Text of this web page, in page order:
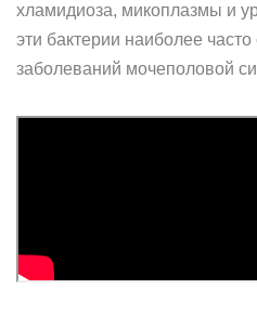
хламидиоза, микоплазмы и
эти бактерии наиболее
заболеваний мочеполовой